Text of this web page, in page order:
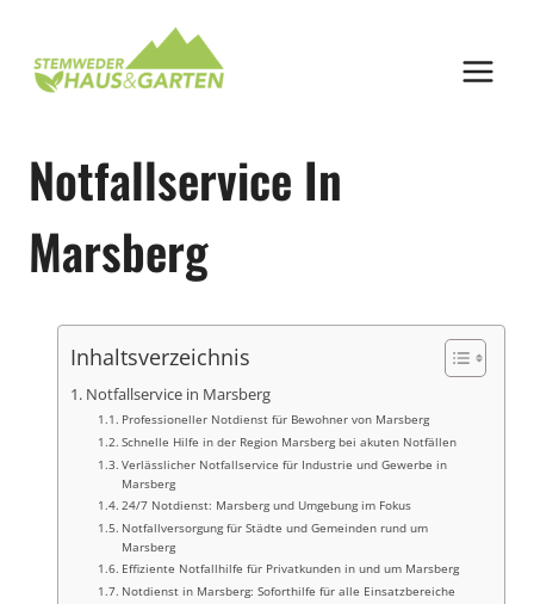
springen
Notfallservice In
Marsberg
Inhaltsverzeichnis
Notfallservice in Marsberg
Professioneller Notdienst für Bewohner von Marsberg
Schnelle Hilfe in der Region Marsberg bei akuten Notfällen
Verlässlicher Notfallservice für Industrie und Gewerbe in
Marsberg
24/7 Notdienst: Marsberg und Umgebung im Fokus
Notfallversorgung für Städte und Gemeinden rund um
Marsberg
Effiziente Notfallhilfe für Privatkunden in und um Marsberg
Notdienst in Marsberg: Soforthilfe für alle Einsatzbereiche